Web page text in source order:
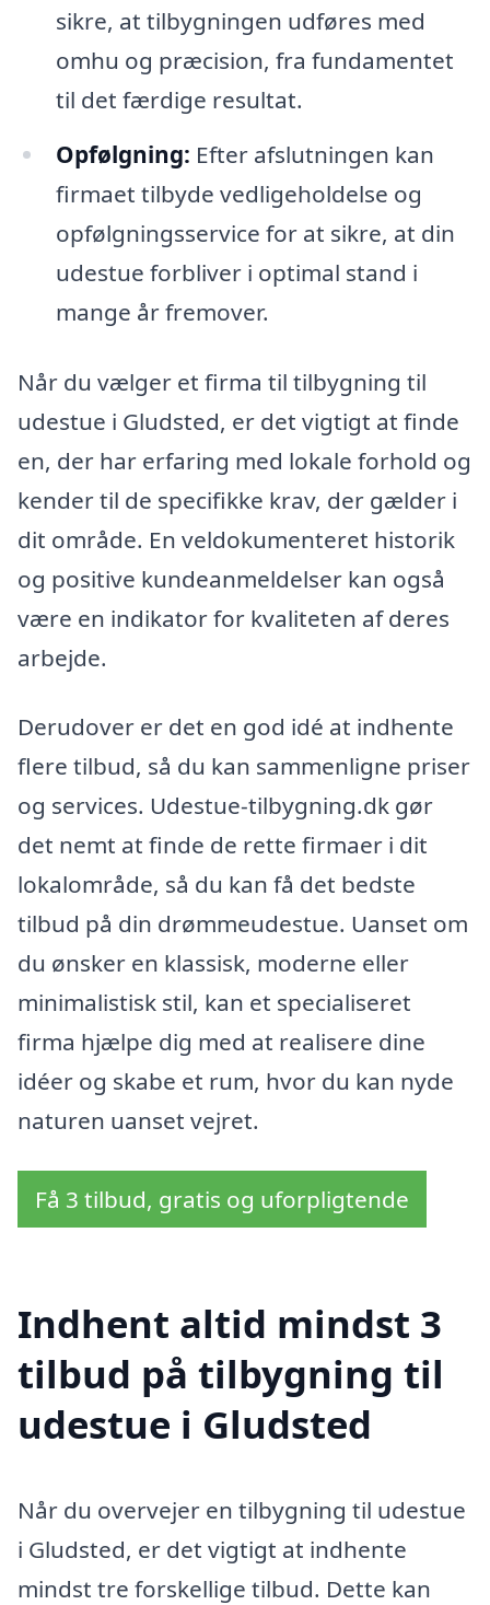
sikre, at tilbygningen udføres med
omhu og præcision, fra fundamentet
til det færdige resultat.
Opfølgning: Efter afslutningen kan
firmaet tilbyde vedligeholdelse og
opfølgningsservice for at sikre, at din
udestue forbliver i optimal stand i
mange år fremover.
Når du vælger et firma til tilbygning til
udestue i Gludsted, er det vigtigt at finde
en, der har erfaring med lokale forhold og
kender til de specifikke krav, der gælder i
dit område. En veldokumenteret historik
og positive kundeanmeldelser kan også
være en indikator for kvaliteten af deres
arbejde.
Derudover er det en god idé at indhente
flere tilbud, så du kan sammenligne priser
og services. Udestue-tilbygning.dk gør
det nemt at finde de rette firmaer i dit
lokalområde, så du kan få det bedste
tilbud på din drømmeudestue. Uanset om
du ønsker en klassisk, moderne eller
minimalistisk stil, kan et specialiseret
firma hjælpe dig med at realisere dine
idéer og skabe et rum, hvor du kan nyde
naturen uanset vejret.
Få 3 tilbud, gratis og uforpligtende
Indhent altid mindst 3
tilbud på tilbygning til
udestue i Gludsted
Når du overvejer en tilbygning til udestue
i Gludsted, er det vigtigt at indhente
mindst tre forskellige tilbud. Dette kan